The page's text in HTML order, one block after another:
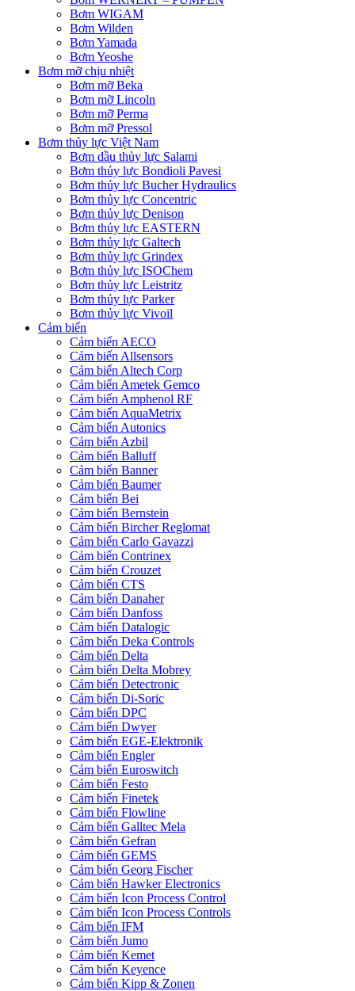
Bơm WIGAM
Bơm Wilden
Bơm Yamada
Bơm Yeoshe
Bơm mỡ chịu nhiệt
Bơm mỡ Beka
Bơm mỡ Lincoln
Bơm mỡ Perma
Bơm mỡ Pressol
Bơm thủy lực Việt Nam
Bơm dầu thủy lực Salami
Bơm thủy lực Bondioli Pavesi
Bơm thủy lực Bucher Hydraulics
Bơm thủy lực Concentric
Bơm thủy lực Denison
Bơm thủy lực EASTERN
Bơm thủy lực Galtech
Bơm thủy lực Grindex
Bơm thủy lực ISOChem
Bơm thủy lực Leistritz
Bơm thủy lực Parker
Bơm thủy lực Vivoil
Cảm biến
Cảm biến AECO
Cảm biến Allsensors
Cảm biến Altech Corp
Cảm biến Ametek Gemco
Cảm biến Amphenol RF
Cảm biến AquaMetrix
Cảm biến Autonics
Cảm biến Azbil
Cảm biến Balluff
Cảm biến Banner
Cảm biến Baumer
Cảm biến Bei
Cảm biến Bernstein
Cảm biến Bircher Reglomat
Cảm biến Carlo Gavazzi
Cảm biến Contrinex
Cảm biến Crouzet
Cảm biến CTS
Cảm biến Danaher
Cảm biến Danfoss
Cảm biến Datalogic
Cảm biến Deka Controls
Cảm biến Delta
Cảm biến Delta Mobrey
Cảm biến Detectronic
Cảm biến Di-Soric
Cảm biến DPC
Cảm biến Dwyer
Cảm biến EGE-Elektronik
Cảm biến Engler
Cảm biến Euroswitch
Cảm biến Festo
Cảm biến Finetek
Cảm biến Flowline
Cảm biến Galltec Mela
Cảm biến Gefran
Cảm biến GEMS
Cảm biến Georg Fischer
Cảm biến Hawker Electronics
Cảm biến Icon Process Control
Cảm biến Icon Process Controls
Cảm biến IFM
Cảm biến Jumo
Cảm biến Kemet
Cảm biến Keyence
Cảm biến Kipp & Zonen